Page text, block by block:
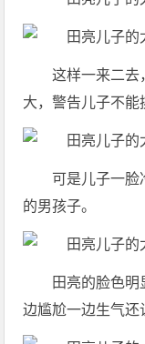
这样一来二去
大，警告儿子不能
可是儿子一脸
的男孩子。
田亮的脸色
边尴尬一边生气还